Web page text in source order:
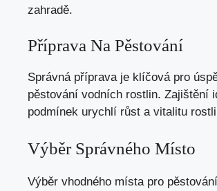
zahradě.
Příprava Na Pěstování
Správná příprava je klíčová pro
pěstování vodních rostlin. Zajištění
podmínek urychlí růst a vitalitu
Výběr Správného Místo
Výběr vhodného místa pro